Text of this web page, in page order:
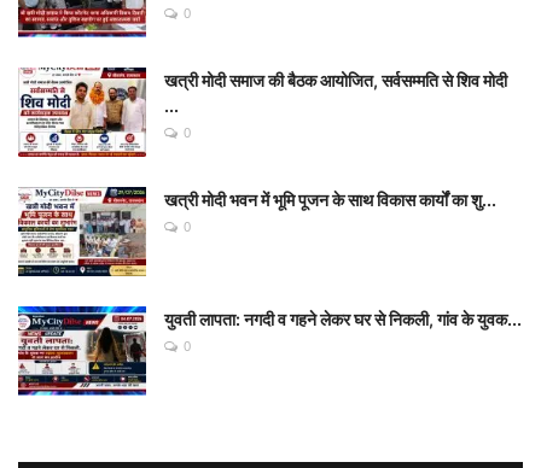
0
खत्री मोदी समाज की बैठक आयोजित, सर्वसम्मति से शिव मोदी
...
0
खत्री मोदी भवन में भूमि पूजन के साथ विकास कार्यों का शु...
0
युवती लापता: नगदी व गहने लेकर घर से निकली, गांव के युवक...
0